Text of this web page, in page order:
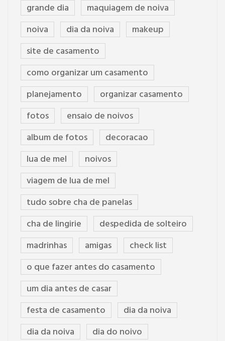
grande dia
maquiagem de noiva
noiva
dia da noiva
makeup
site de casamento
como organizar um casamento
planejamento
organizar casamento
fotos
ensaio de noivos
album de fotos
decoracao
lua de mel
noivos
viagem de lua de mel
tudo sobre cha de panelas
cha de lingirie
despedida de solteiro
madrinhas
amigas
check list
o que fazer antes do casamento
um dia antes de casar
festa de casamento
dia da noiva
dia da noiva
dia do noivo